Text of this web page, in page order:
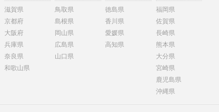
滋賀県
京都府
大阪府
兵庫県
奈良県
和歌山県
鳥取県
島根県
岡山県
広島県
山口県
徳島県
香川県
愛媛県
高知県
福岡県
佐賀県
長崎県
熊本県
大分県
宮崎県
鹿児島県
沖縄県